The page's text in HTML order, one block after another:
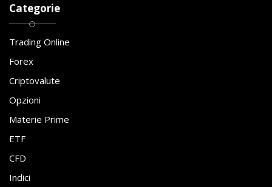
Categorie
Trading Online
Forex
Criptovalute
Opzioni
Materie Prime
ETF
CFD
Indici